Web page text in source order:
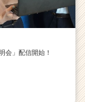
会」配信開始！